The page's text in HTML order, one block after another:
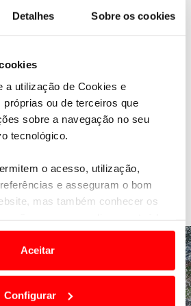
Detalhes Sobre os cookies
a utilização de Cookies e
ou de terceiros que
sobre a navegação no seu
tecnológico.
o acesso, utilização,
e asseguram o bom
mas também conhecer os
promover produtos e/ou serviços.
destas tecnologias
as suas preferências e limitando
Aceitar
Configurar
de condução?
TRATA DE TUDO
também